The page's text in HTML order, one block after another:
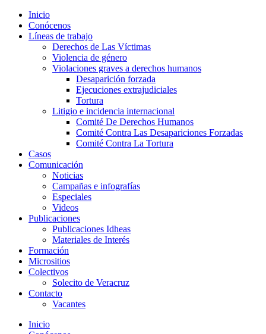
Inicio
Conócenos
Líneas de trabajo
Derechos de Las Víctimas
Violencia de género
Violaciones graves a derechos humanos
Desaparición forzada​
Ejecuciones extrajudiciales
Tortura
Litigio e incidencia internacional
Comité De Derechos Humanos​
Comité Contra Las Desapariciones Forzadas
Comité Contra La Tortura​
Casos
Comunicación
Noticias
Campañas e infografías
Especiales
Videos
Publicaciones
Publicaciones Idheas
Materiales de Interés
Formación
Micrositios
Colectivos
Solecito de Veracruz
Contacto
Vacantes
Inicio